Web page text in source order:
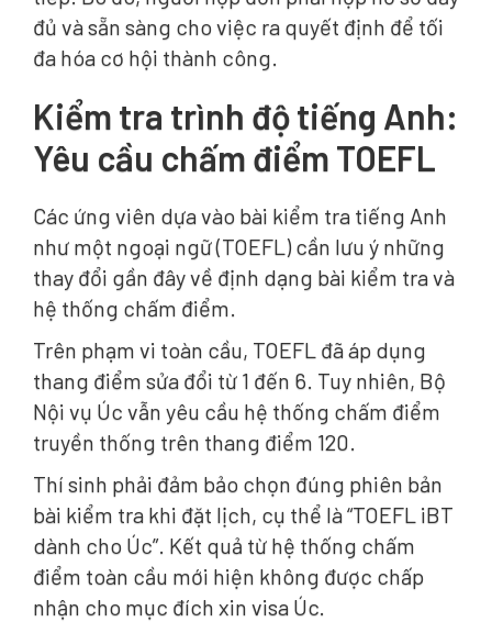
đủ và sẵn sàng cho việc ra quyết định để tối
đa hóa cơ hội thành công.
Kiểm tra trình độ tiếng Anh:
Yêu cầu chấm điểm TOEFL
Các ứng viên dựa vào bài kiểm tra tiếng Anh
như một ngoại ngữ (TOEFL) cần lưu ý những
thay đổi gần đây về định dạng bài kiểm tra và
hệ thống chấm điểm.
Trên phạm vi toàn cầu, TOEFL đã áp dụng
thang điểm sửa đổi từ 1 đến 6. Tuy nhiên, Bộ
Nội vụ Úc vẫn yêu cầu hệ thống chấm điểm
truyền thống trên thang điểm 120.
Thí sinh phải đảm bảo chọn đúng phiên bản
bài kiểm tra khi đặt lịch, cụ thể là “TOEFL iBT
dành cho Úc”. Kết quả từ hệ thống chấm
điểm toàn cầu mới hiện không được chấp
nhận cho mục đích xin visa Úc.